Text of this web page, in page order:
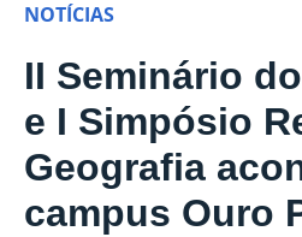
NOTÍCIAS
II Seminário
e I Simpósio
Geografia
campus Ouro